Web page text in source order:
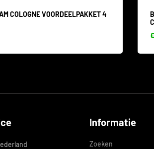
COLOGNE VOORDEELPAKKET 4
Informatie
Zoeken